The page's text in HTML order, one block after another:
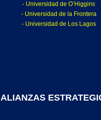
- Universidad de O’Higgins
- Universidad de la Frontera
- Universidad de Los Lagos
ALIANZAS